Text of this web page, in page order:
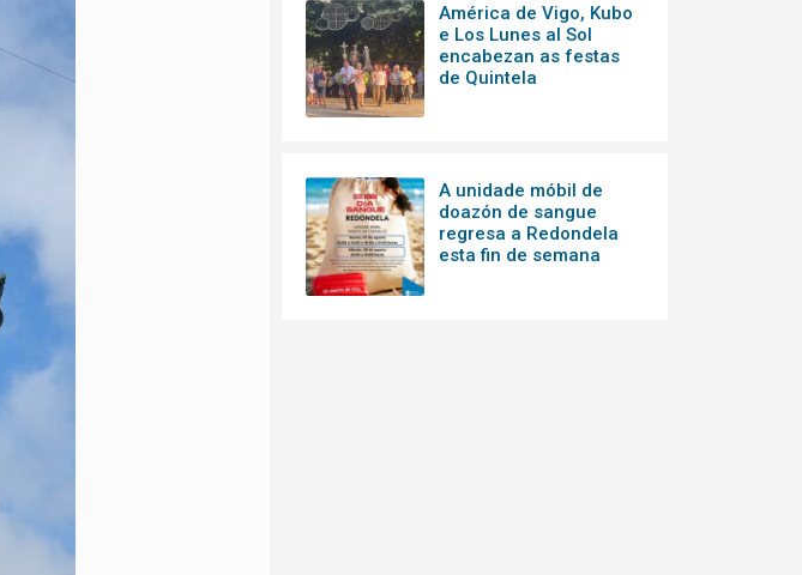
América de Vigo, Kubo
e Los Lunes al Sol
encabezan as festas
de Quintela
A unidade móbil de
doazón de sangue
regresa a Redondela
esta fin de semana